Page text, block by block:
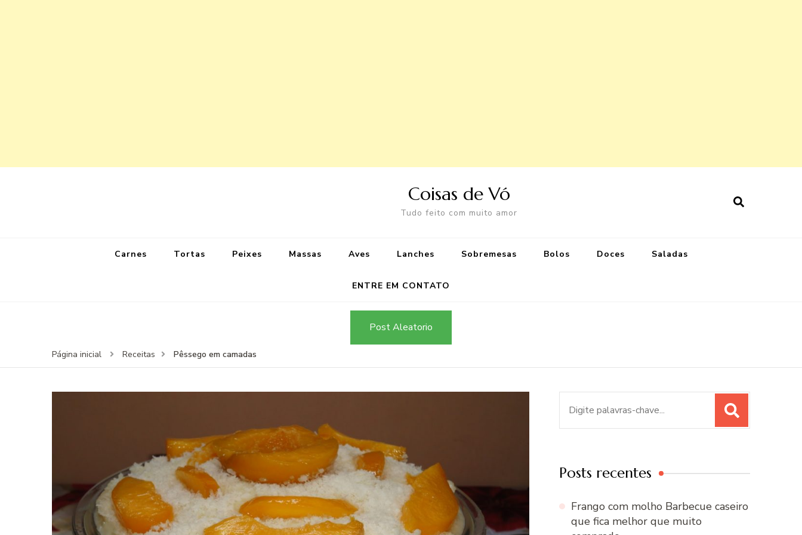
Coisas de Vó
Tudo feito com muito amor
Carnes Tortas Peixes Massas Aves Lanches Sobremesas Bolos Doces Saladas
ENTRE EM CONTATO
Post Aleatorio
Página inicial Receitas Pêssego em camadas
Posts recentes
Frango com molho Barbecue caseiro
que fica melhor que muito